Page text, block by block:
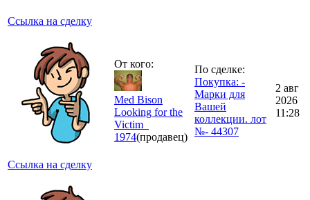
Ссылка на сделку
Ссылка на сделку
От кого:
Med Bison
Looking for the
Victim_
1974(продавец)
По сделке:
Покупка: -
Марки для
Вашей
коллекции. лот
№- 44307
2 авг
2026
11:28